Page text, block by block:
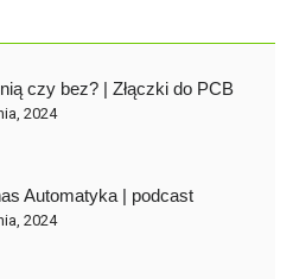
czy bez? | Złączki do PCB
2024
Automatyka | podcast
2024